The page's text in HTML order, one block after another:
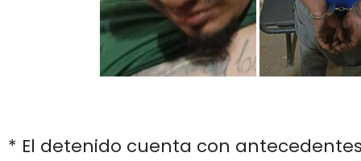
* El detenido cuenta con